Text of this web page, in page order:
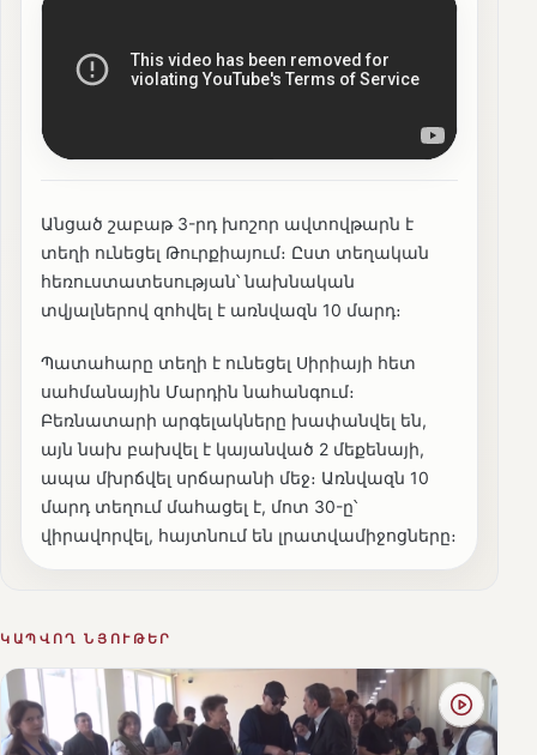
Անցած շաբաթ 3-րդ խոշոր ավտովթարն է
տեղի ունեցել Թուրքիայում։ Ըստ տեղական
հեռուստատեսության՝ նախնական
տվյալներով զոհվել է առնվազն 10 մարդ։
Պատահարը տեղի է ունեցել Սիրիայի հետ
սահմանային Մարդին նահանգում։
Բեռնատարի արգելակները խափանվել են,
այն նախ բախվել է կայանված 2 մեքենայի,
ապա մխրճվել սրճարանի մեջ։ Առնվազն 10
մարդ տեղում մահացել է, մոտ 30-ը՝
վիրավորվել, հայտնում են լրատվամիջոցները։
ԿԱՊՎՈՂ ՆՅՈՒԹԵՐ